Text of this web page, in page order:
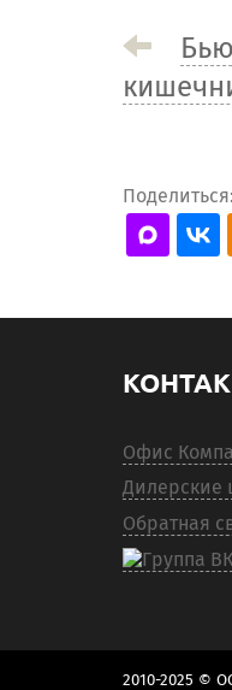
Поделиться:
Офис
Дилерские
Обратная
2010-2025 ©